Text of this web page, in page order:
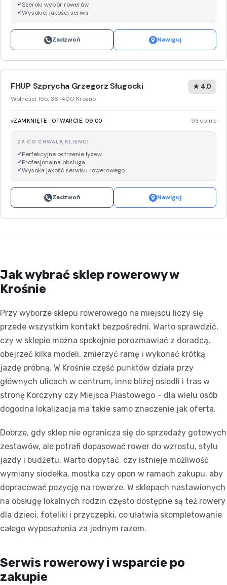
Szeroki wybór rowerów
Wysokiej jakości serwis
Zadzwoń Nawiguj
FHUP Szprycha Grzegorz Sługocki
Wolności 15b, 38-400 Krosno
★ 4.0
ZAMKNIĘTE · OTWARCIE: 09:00 93 opinie
ZA CO CHWALĄ KLIENCI
Perfekcyjne ostrzenie łyżew
Profesjonalna obsługa
Wysoka jakość serwisu rowerowego
Zadzwoń Nawiguj
Jak wybrać sklep rowerowy w
Krośnie
Przy wyborze sklepu rowerowego na miejscu liczy się
przede wszystkim kontakt bezpośredni. Warto sprawdzić,
czy w sklepie można spokojnie porozmawiać z doradcą,
obejrzeć kilka modeli, zmierzyć ramę i wykonać krótką
jazdę próbną. W Krośnie część punktów działa przy
głównych ulicach w centrum, inne bliżej osiedli i tras w
stronę Korczyny czy Miejsca Piastowego – dla wielu osób
dogodna lokalizacja ma takie samo znaczenie jak oferta.
Dobrze, gdy sklep nie ogranicza się do sprzedaży gotowych
zestawów, ale potrafi dopasować rower do wzrostu, stylu
jazdy i budżetu. Warto dopytać, czy istnieje możliwość
wymiany siodełka, mostka czy opon w ramach zakupu, aby
dopracować pozycję na rowerze. W sklepach nastawionych
na obsługę lokalnych rodzin często dostępne są też rowery
dla dzieci, foteliki i przyczepki, co ułatwia skompletowanie
całego wyposażenia za jednym razem.
Serwis rowerowy i wsparcie po
zakupie